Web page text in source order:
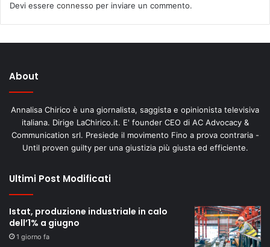
Devi essere connesso per inviare un commento.
About
Annalisa Chirico è una giornalista, saggista e opinionista televisiva
italiana. Dirige LaChirico.it. E' founder CEO di AC Advocacy &
Communication srl. Presiede il movimento Fino a prova contraria -
Until proven guilty per una giustizia più giusta ed efficiente.
Ultimi Post Modificati
Istat, produzione industriale in calo
dell’1% a giugno
1 giorno fa